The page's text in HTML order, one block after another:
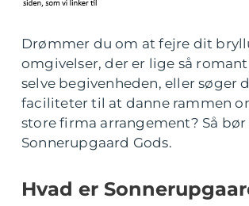
Drømmer du om at fejre dit
omgivelser, der er lige så
selve begivenheden, eller søger
faciliteter til at danne rammen
store firma arrangement? Så
Sonnerupgaard Gods.
Hvad er